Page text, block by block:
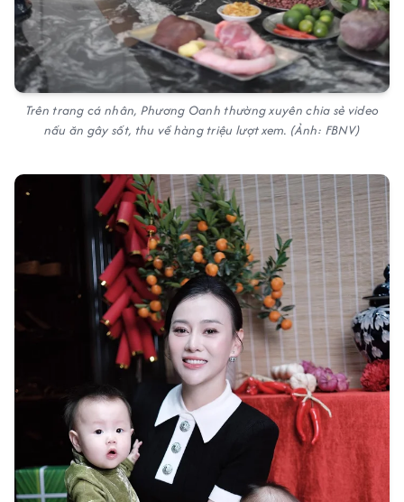
Trên trang cá nhân, Phương Oanh thường xuyên chia sẻ video
nấu ăn gây sốt, thu về hàng triệu lượt xem. (Ảnh: FBNV)